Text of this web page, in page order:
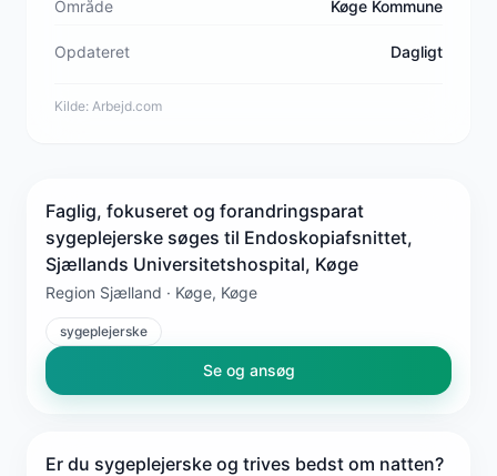
Område Køge Kommune
Opdateret Dagligt
Kilde: Arbejd.com
Faglig, fokuseret og forandringsparat
sygeplejerske søges til Endoskopiafsnittet,
Sjællands Universitetshospital, Køge
Region Sjælland · Køge, Køge
sygeplejerske
Se og ansøg
Er du sygeplejerske og trives bedst om natten?